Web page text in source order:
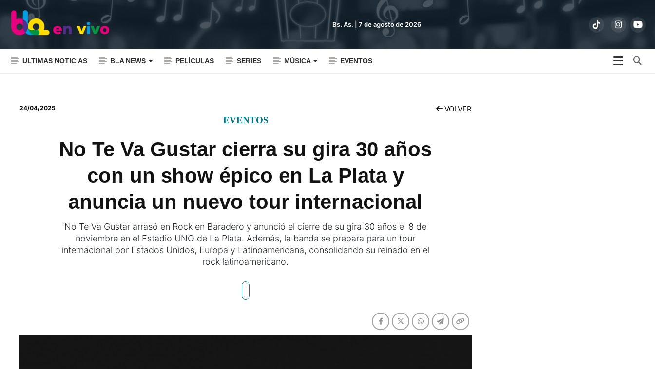
Bs. As. | 7 de agosto de 2026
ULTIMAS NOTICIAS BLA NEWS PELÍCULAS SERIES MÚSICA EVENTOS
24/04/2025 VOLVER
EVENTOS
No Te Va Gustar cierra su gira 30 años
con un show épico en La Plata y
anuncia un nuevo tour internacional
No Te Va Gustar arrasó en Rock en Baradero y anunció el cierre de su gira 30 años el 8 de
noviembre en el Estadio UNO de La Plata. Además, la banda se prepara para un tour
internacional por Estados Unidos, Europa y Latinoamericana, consolidando su reinado en el
rock latinoamericano.